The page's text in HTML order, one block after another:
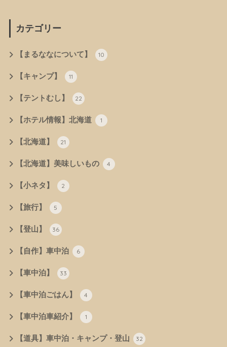
カテゴリー
【まるななについて】 10
【キャンプ】 11
【テントむし】 22
【ホテル情報】北海道 1
【北海道】 21
【北海道】美味しいもの 4
【小ネタ】 2
【旅行】 5
【登山】 36
【自作】車中泊 6
【車中泊】 33
【車中泊ごはん】 4
【車中泊車紹介】 1
【道具】車中泊・キャンプ・登山 32